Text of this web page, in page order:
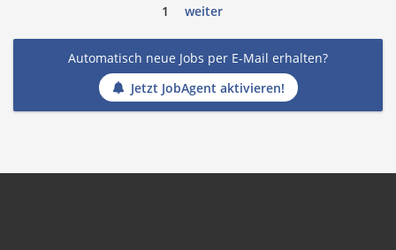
1 weiter
Automatisch neue Jobs per E-Mail erhalten?
Jetzt JobAgent aktivieren!